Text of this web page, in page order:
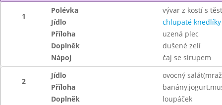
1
Polévka
vývar z kostí s
Jídlo
chlupaté knedlíky
Příloha
uzená plec
Doplněk
dušené zelí
Nápoj
čaj se sirupem
2
Jídlo
ovocný
Příloha
Doplněk
loupáček